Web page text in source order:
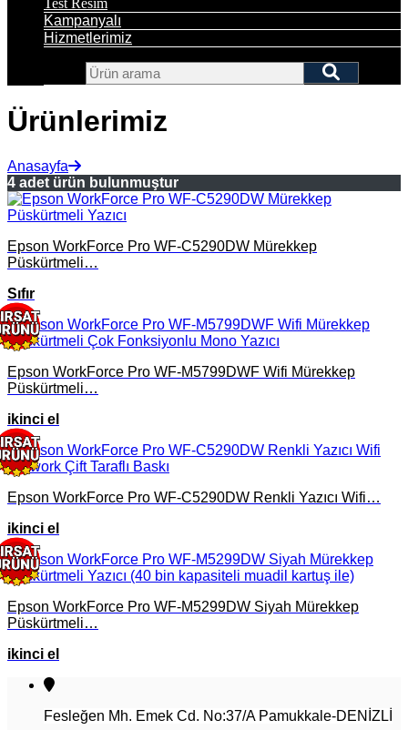
Test Resim
Kampanyalı
Hizmetlerimiz
Ürünlerimiz
Anasayfa
4 adet ürün bulunmuştur
Epson WorkForce Pro WF-C5290DW Mürekkep
Püskürtmeli…
Sıfır
Epson WorkForce Pro WF-M5799DWF Wifi Mürekkep
Püskürtmeli…
ikinci el
Epson WorkForce Pro WF-C5290DW Renkli Yazıcı Wifi…
ikinci el
Epson WorkForce Pro WF-M5299DW Siyah Mürekkep
Püskürtmeli…
ikinci el
Fesleğen Mh. Emek Cd. No:37/A Pamukkale-DENİZLİ